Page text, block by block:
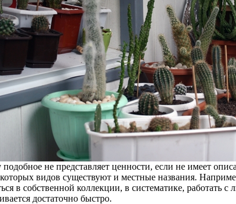
не представляет ценности, если не имеет
видов существуют и местные названия.
в собственной коллекции, в систематике, работать
достаточно быстро.